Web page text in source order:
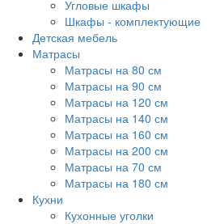
Угловые шкафы
Шкафы - комплектующие
Детская мебель
Матрасы
Матрасы на 80 см
Матрасы на 90 см
Матрасы на 120 см
Матрасы на 140 см
Матрасы на 160 см
Матрасы на 200 см
Матрасы на 70 см
Матрасы на 180 см
Кухни
Кухонные уголки